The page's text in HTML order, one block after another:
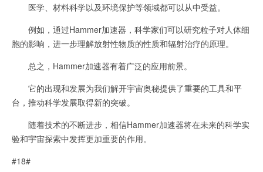
医学、材料科学以及环境保护等领域都可以从中受益。
例如，通过Hammer加速器，科学家们可以研究粒子对人体细
胞的影响，进一步理解放射性物质的性质和辐射治疗的原理。
总之，Hammer加速器有着广泛的应用前景。
它的出现和发展为我们解开宇宙奥秘提供了重要的工具和平
台，推动科学发展取得新的突破。
随着技术的不断进步，相信Hammer加速器将在未来的科学实
验和宇宙探索中发挥更加重要的作用。
#18#